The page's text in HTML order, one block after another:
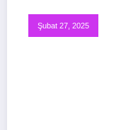
Şubat 27, 2025